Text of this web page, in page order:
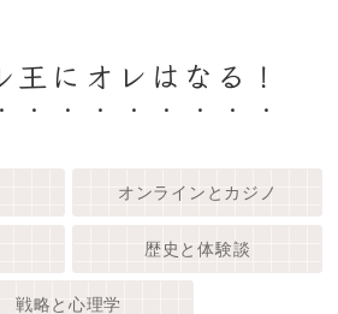
王にオレはなる！
オンラインとカジノ
歴史と体験談
戦略と心理学